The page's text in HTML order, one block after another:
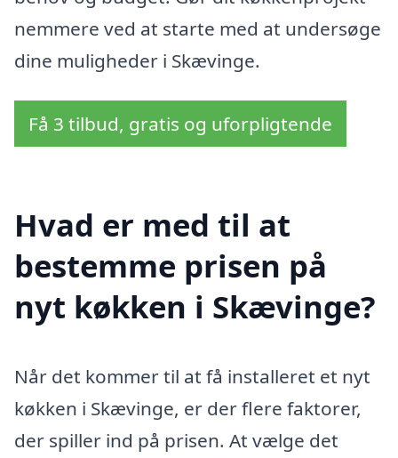
nemmere ved at starte med at undersøge
dine muligheder i Skævinge.
Få 3 tilbud, gratis og uforpligtende
Hvad er med til at
bestemme prisen på
nyt køkken i Skævinge?
Når det kommer til at få installeret et nyt
køkken i Skævinge, er der flere faktorer,
der spiller ind på prisen. At vælge det